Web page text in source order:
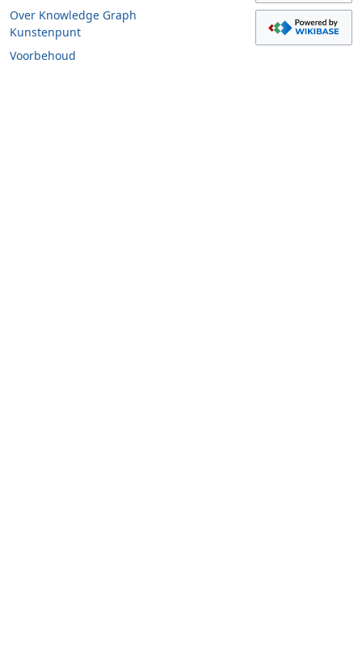
Over Knowledge Graph
Kunstenpunt
Voorbehoud